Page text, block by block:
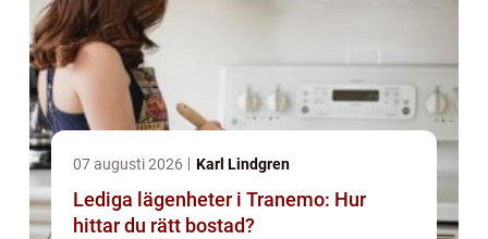
07 augusti 2026 Karl Lindgren
Lediga lägenheter i Tranemo: Hur
hittar du rätt bostad?